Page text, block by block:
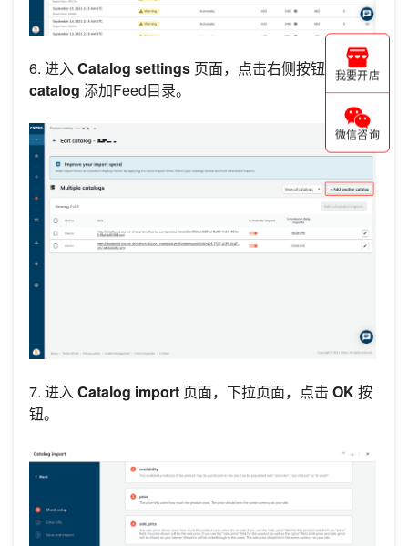
6. 进入Catalog settings 页面，点击右侧按钮 Add
catalog 添加Feed目录。
7. 进入Catalog import 页面，下拉页面，点击 OK按
钮。
我要开店
微信咨询